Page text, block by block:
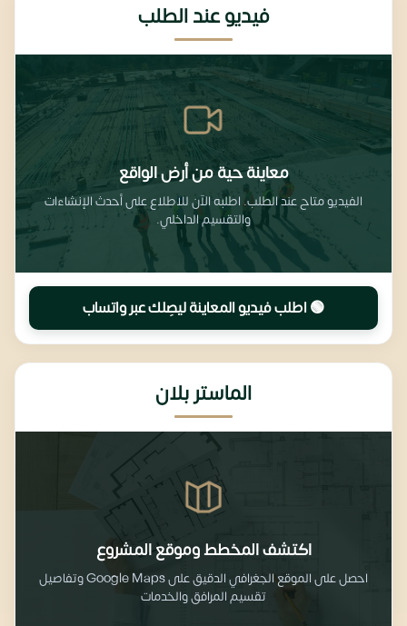
فيديو عند الطلب
معاينة حية من أرض الواقع
الفيديو متاح عند الطلب. اطلبه الآن للاطلاع على أحدث الإنشاءات
والتقسيم الداخلي.
🟢 اطلب فيديو المعاينة ليصِلك عبر واتساب
الماستر بلان
اكتشف المخطط وموقع المشروع
احصل على الموقع الجغرافي الدقيق على Google Maps وتفاصيل
تقسيم المرافق والخدمات